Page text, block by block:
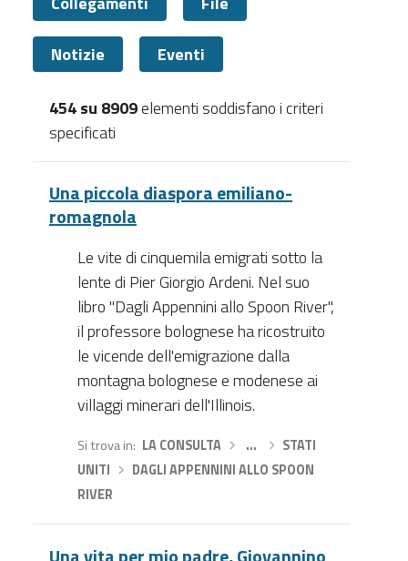
Notizie Eventi
454 su 8909elementi soddisfano i criteri
specificati
Una piccola diaspora emiliano-
romagnola
Le vite di cinquemila emigrati sotto la
lente di Pier Giorgio Ardeni. Nel suo
libro "Dagli Appennini allo Spoon River",
il professore bolognese ha ricostruito
le vicende dell'emigrazione dalla
montagna bolognese e modenese ai
villaggi minerari dell'Illinois.
Si trova in LA CONSULTA› …
STATI
UNITI
DAGLI APPENNINI ALLO SPOON
RIVER